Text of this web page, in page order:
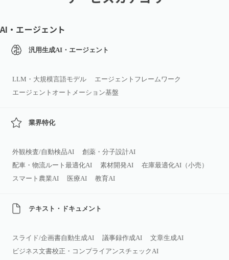
AI・エージェント
汎用生成AI・エージェント
LLM・大規模言語モデル
エージェントフレームワーク
エージェントオートメーション基盤
業界特化
外観検査/自動検品AI
創薬・分子設計AI
配車・物流ルート最適化AI
素材開発AI
在庫最適化AI（小売）
スマート農業AI
医療AI 教育AI
テキスト・ドキュメント
スライド/企画書自動生成AI 議事録作成AI
文章生成AI
ビジネス文書校正・コンプライアンスチェックAI